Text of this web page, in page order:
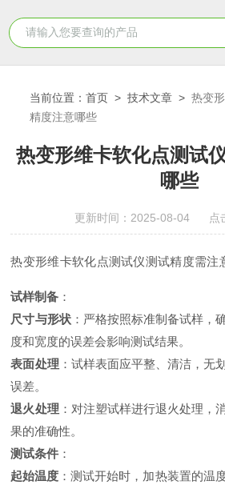
当前位置：首页 >技术文章 >热变
精度注意哪些
热变形维卡软化点测试
哪些
更新时间：2025-08-04 点
热变形维卡软化点测试仪测试精度需注
试样制备 ：
尺寸与形状：严格按照标准制备试样，
度和宽度的误差会影响测试结果。
表面处理 ：试样表面应平整、清洁，无
误差。
退火处理 ：对注塑试样进行退火处理，
果的准确性。
测试条件 ：
起始温度 ：测试开始时，加热装置的温